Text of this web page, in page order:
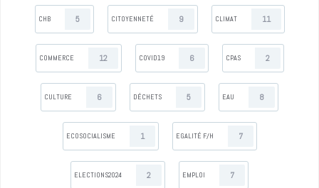
CHB 5 CITOYENNETÉ 9 CLIMAT 11
COMMERCE 12 COVID19 6 CPAS 2
CULTURE 6 DÉCHETS 5 EAU 8
ECOSOCIALISME 1 EGALITÉ F/H 7
ELECTIONS2024 2 EMPLOI 7